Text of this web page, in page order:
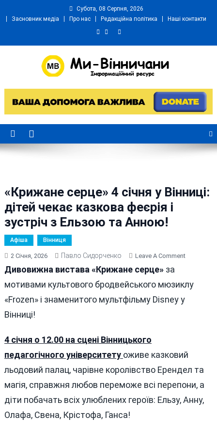
Субота, 08 Серпня, 2026
Засновник медіа
Про нас Редакційна політика Наші контакти
Ми Вінничани
«Крижане серце» 4 січня у Вінниці:
дітей чекає казкова феєрія і
зустріч з Ельзою та Анною!
Афіша Вінниця
2 Січня, 2026 Павло Сидорченко Leave A CommentOn
4
Січня
Казкова
Феєрія
Зустріч
З
Дивовижна вистава «Крижане серце» за
мотивами культового бродвейського мюзиклу
«Frozen» і знаменитого мультфільму Disney у
Вінниці!
4 січня о 12.00 на сцені Вінницького
педагогічного університету оживе казковий
льодовий палац, чарівне королівство Ерендел та
магія, справжня любов переможе всі перепони, а
діти побачать всіх улюблених героїв: Ельзу, Анну,
Олафа, Свена, Крістофа, Ганса!